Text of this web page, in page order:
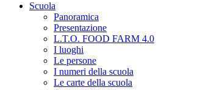
Scuola
Panoramica
Presentazione
L.T.O. FOOD FARM 4.0
I luoghi
Le persone
I numeri della scuola
Le carte della scuola